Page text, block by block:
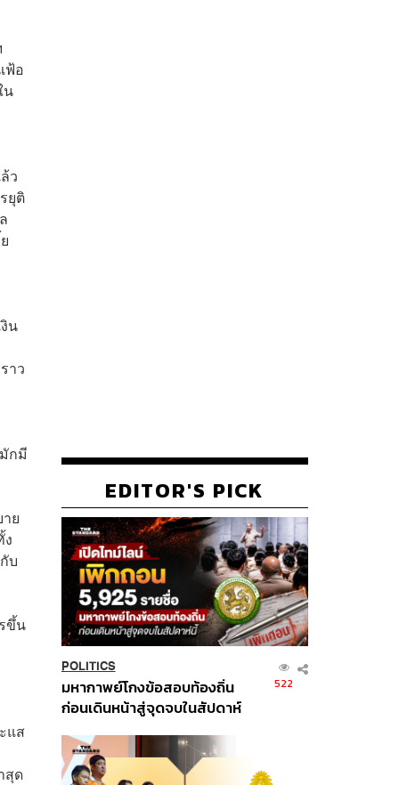
ฟ้อ
น
ว
ยุติ
น
าว
กมี
ย
บ
ขึ้น
แส
สุด
EDITOR'S PICK
POLITICS
มหากาพย์โกงข้อสอบท้องถิ่น
ก่อนเดินหน้าสู่จุดจบในสัปดาห์
522